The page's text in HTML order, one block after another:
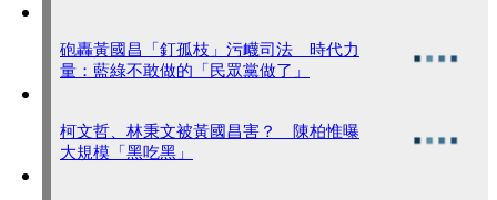
砲轟黃國昌「釘孤枝」污衊司法 時代力
量：藍綠不敢做的「民眾黨做了」
柯文哲、林秉文被黃國昌害？ 陳柏惟曝
大規模「黑吃黑」